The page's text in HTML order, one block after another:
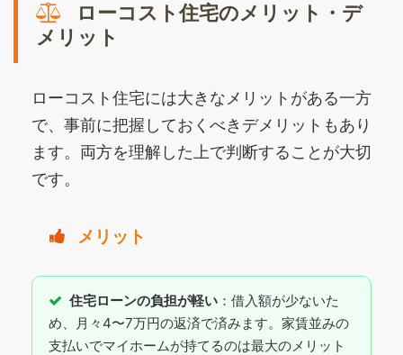
ローコスト住宅のメリット・デ
メリット
ローコスト住宅には大きなメリットがある一方
で、事前に把握しておくべきデメリットもあり
ます。両方を理解した上で判断することが大切
です。
メリット
住宅ローンの負担が軽い ：借入額が少ないた
め、月々4〜7万円の返済で済みます。家賃並みの
支払いでマイホームが持てるのは最大のメリット